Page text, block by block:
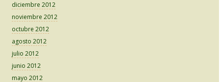
diciembre 2012
noviembre 2012
octubre 2012
agosto 2012
julio 2012
junio 2012
mayo 2012